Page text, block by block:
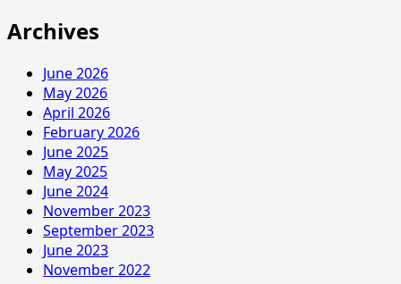
Archives
June 2026
May 2026
April 2026
February 2026
June 2025
May 2025
June 2024
November 2023
September 2023
June 2023
November 2022